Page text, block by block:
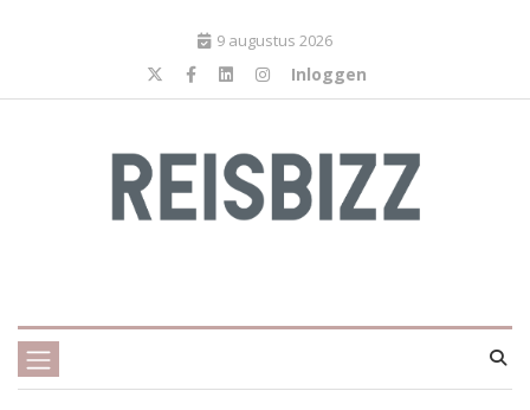
9 augustus 2026
Inloggen